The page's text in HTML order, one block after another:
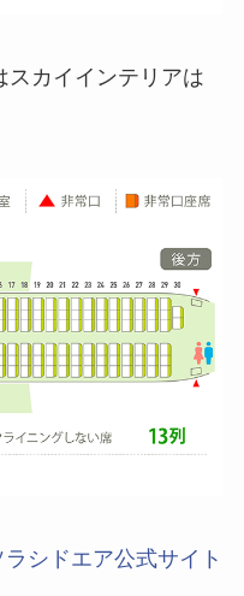
スカイインテリアは
ラシドエア公式サイト